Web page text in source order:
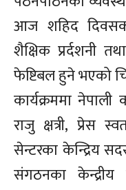
आज शहिद
शैक्षिक प्रर्दशनी
फेष्टिबल हुने भएको
कार्यक्रममा नेपाली
राजु क्षत्री, प्रेस
सेन्टरका केन्द्रिय
संगठनका